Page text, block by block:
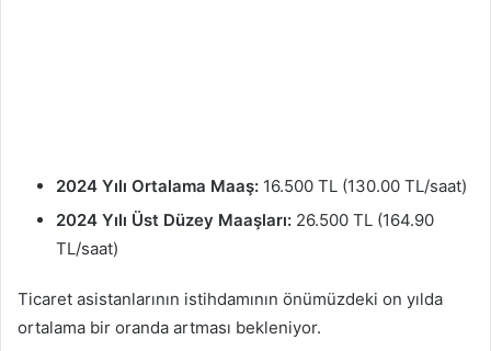
2024 Yılı Ortalama Maaş: 16.500 TL (130.00 TL/saat)
2024 Yılı Üst Düzey Maaşları: 26.500 TL (164.90
TL/saat)
Ticaret asistanlarının istihdamının önümüzdeki on yılda
ortalama bir oranda artması bekleniyor.